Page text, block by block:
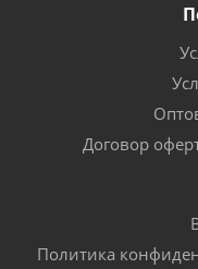
Договор
Политика